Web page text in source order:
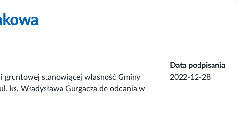
Data podpisania
gruntowej stanowiącej własność Gminy
ks. Władysława Gurgacza do oddania w
2022-12-28